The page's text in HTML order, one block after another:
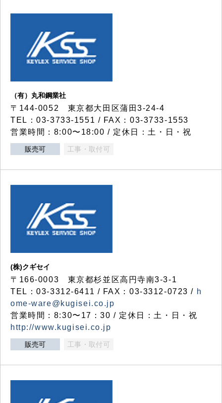
（有）丸和鋼業社
〒144-0052 東京都大田区蒲田3-24-4
TEL：03-3733-1551 / FAX：03-3733-1553
営業時間：8:00〜18:00 / 定休日：土・日・祝
販売可 工事・取付可
(株)クギセイ
〒166-0003 東京都杉並区高円寺南3-3-1
TEL：03-3312-6411 / FAX：03-3312-0723 / h
ome-ware@kugisei.co.jp
営業時間：8:30〜17：30 / 定休日：土・日・祝
http://www.kugisei.co.jp
販売可 工事・取付可